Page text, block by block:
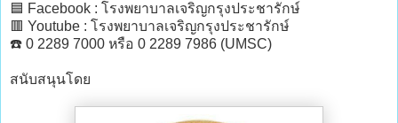
🟦 Facebook : โรงพยาบาลเจริญกรุงประชารักษ์
🟥 Youtube : โรงพยาบาลเจริญกรุงประชารักษ์
☎️ 0 2289 7000 หรือ 0 2289 7986 (UMSC)
สนับสนุนโดย